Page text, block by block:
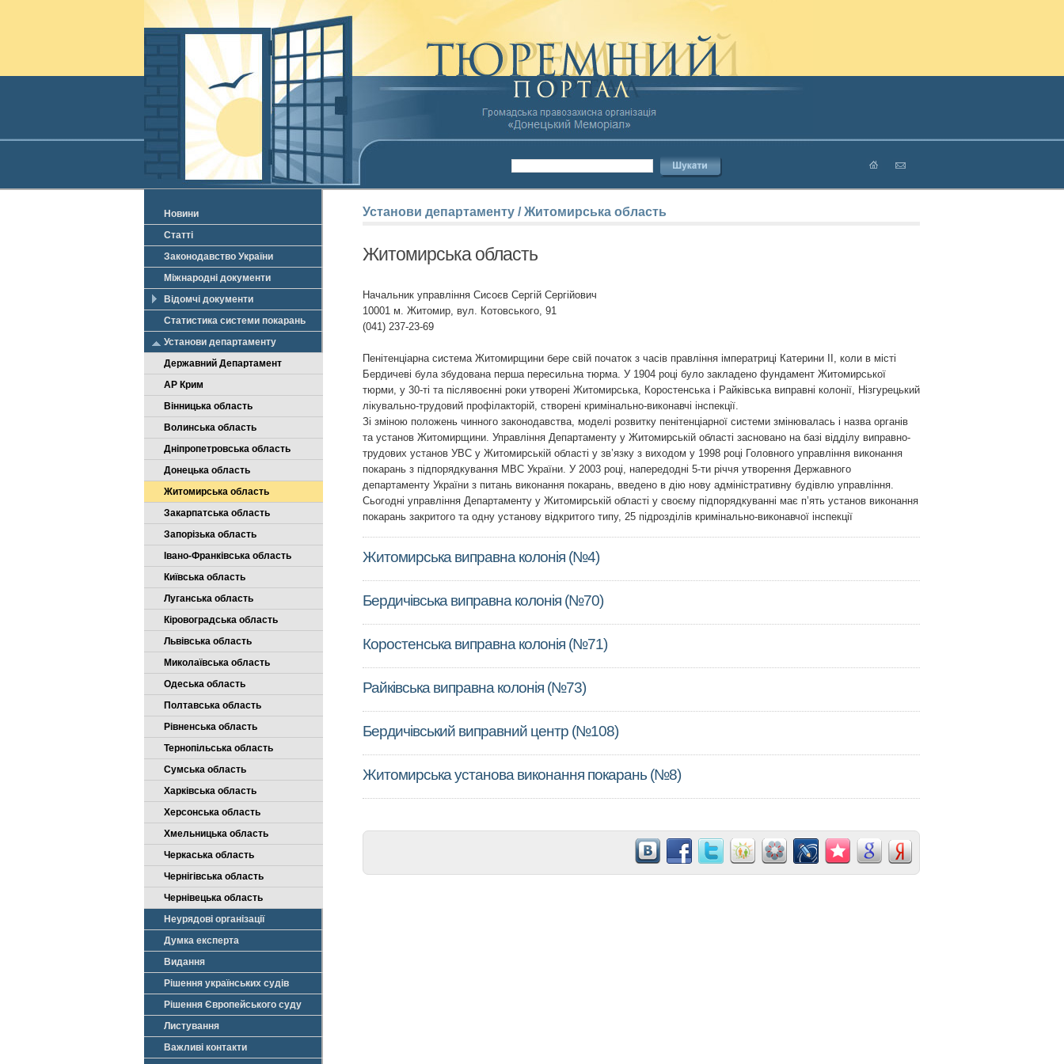
Новини
Статті
Законодавство України
Міжнародні документи
Відомчі документи
Статистика системи покарань
Установи департаменту
Державний Департамент
АР Крим
Вінницька область
Волинська область
Дніпропетровська область
Донецька область
Житомирська область
Закарпатська область
Запорізька область
Івано-Франківська область
Київська область
Луганська область
Кіровоградська область
Львівська область
Миколаївська область
Одеська область
Полтавська область
Рівненська область
Тернопільська область
Сумська область
Харківська область
Херсонська область
Хмельницька область
Черкаська область
Чернігівська область
Чернівецька область
Неурядові організації
Думка експерта
Видання
Рішення українських судів
Рішення Європейського суду
Листування
Важливі контакти
Установи департаменту /Житомирська область
Житомирська область
Начальник управління Сисоєв Сергій Сергійович
10001 м. Житомир, вул. Котовського, 91
(041) 237-23-69
Пенітенціарна система Житомирщини бере свій початок з часів правління імператриці Катерини ІІ, коли в місті
Бердичеві була збудована перша пересильна тюрма. У 1904 році було закладено фундамент Житомирської
тюрми, у 30-ті та післявоєнні роки утворені Житомирська, Коростенська і Райківська виправні колонії, Нізгурецький
лікувально-трудовий профілакторій, створені кримінально-виконавчі інспекції.
Зі зміною положень чинного законодавства, моделі розвитку пенітенціарної системи змінювалась і назва органів
та установ Житомирщини. Управління Департаменту у Житомирській області засновано на базі відділу виправно-
трудових установ УВС у Житомирській області у зв’язку з виходом у 1998 році Головного управління виконання
покарань з підпорядкування МВС України. У 2003 році, напередодні 5-ти річчя утворення Державного
департаменту України з питань виконання покарань, введено в дію нову адміністративну будівлю управління.
Сьогодні управління Департаменту у Житомирській області у своєму підпорядкуванні має п’ять установ виконання
покарань закритого та одну установу відкритого типу, 25 підрозділів кримінально-виконавчої інспекції
Житомирська виправна колонія (№4)
Бердичівська виправна колонія (№70)
Коростенська виправна колонія (№71)
Райківська виправна колонія (№73)
Бердичівський виправний центр (№108)
Житомирська установа виконання покарань (№8)